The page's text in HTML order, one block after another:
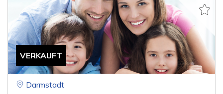
VERKAUFT
Darmstadt